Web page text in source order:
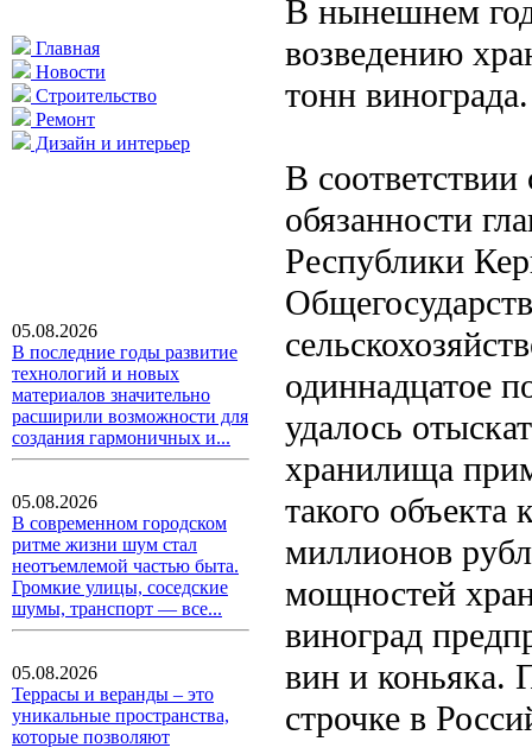
Главная
Новости
Строительство
Ремонт
Дизайн и интерьер
05.08.2026
В последние годы развитие
технологий и новых
материалов значительно
расширили возможности для
создания гармоничных и...
05.08.2026
В современном городском
ритме жизни шум стал
неотъемлемой частью быта.
Громкие улицы, соседские
шумы, транспорт — все...
05.08.2026
Террасы и веранды – это
уникальные пространства,
которые позволяют
В нынешнем
возведению
тонн винограда.
В
обязанности
Республики
одиннадцатое
удалось
хранилища
такого объекта
миллионов
мощностей
виноград
вин и коньяка.
строчке в